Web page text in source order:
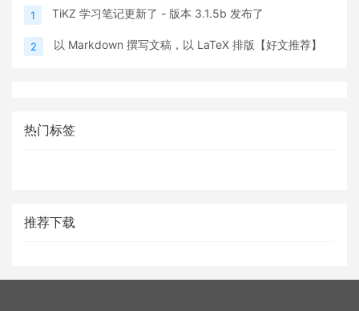
1 TiKZ 学习笔记更新了 - 版本 3.1.5b 发布了
2 以 Markdown 撰写文稿，以 LaTeX 排版【好文推荐】
热门标签
推荐下载